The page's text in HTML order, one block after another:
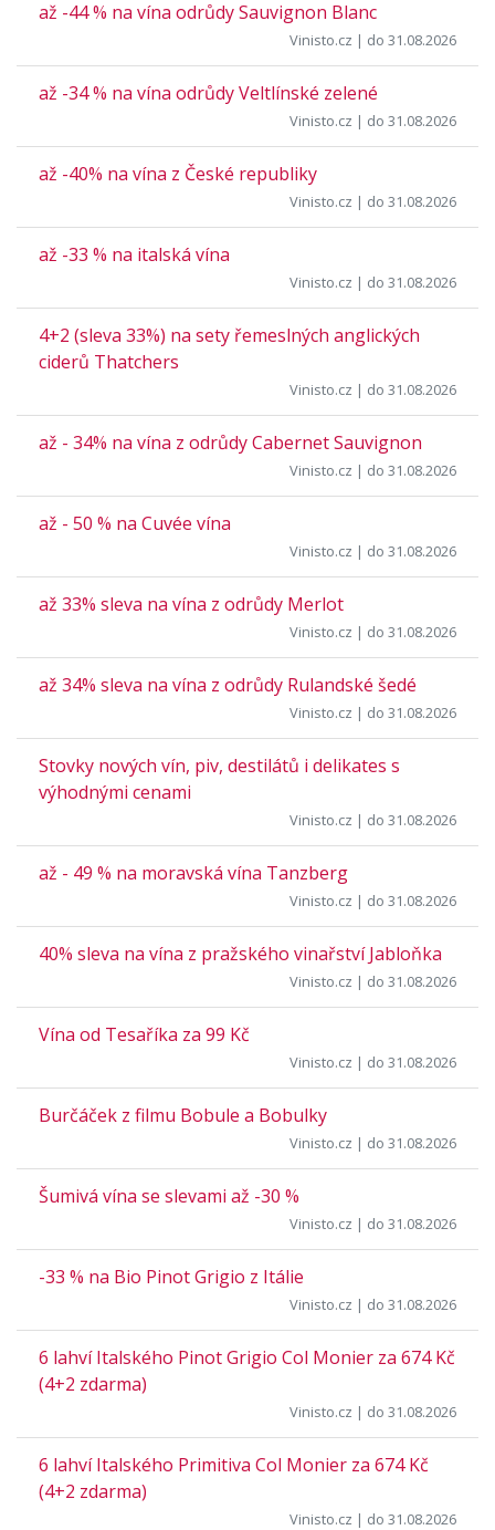
až -44 % na vína odrůdy Sauvignon Blanc
Vinisto.cz | do 31.08.2026
až -34 % na vína odrůdy Veltlínské zelené
Vinisto.cz | do 31.08.2026
až -40% na vína z České republiky
Vinisto.cz | do 31.08.2026
až -33 % na italská vína
Vinisto.cz | do 31.08.2026
4+2 (sleva 33%) na sety řemeslných anglických
ciderů Thatchers
Vinisto.cz | do 31.08.2026
až - 34% na vína z odrůdy Cabernet Sauvignon
Vinisto.cz | do 31.08.2026
až - 50 % na Cuvée vína
Vinisto.cz | do 31.08.2026
až 33% sleva na vína z odrůdy Merlot
Vinisto.cz | do 31.08.2026
až 34% sleva na vína z odrůdy Rulandské šedé
Vinisto.cz | do 31.08.2026
Stovky nových vín, piv, destilátů i delikates s
výhodnými cenami
Vinisto.cz | do 31.08.2026
až - 49 % na moravská vína Tanzberg
Vinisto.cz | do 31.08.2026
40% sleva na vína z pražského vinařství Jabloňka
Vinisto.cz | do 31.08.2026
Vína od Tesaříka za 99 Kč
Vinisto.cz | do 31.08.2026
Burčáček z filmu Bobule a Bobulky
Vinisto.cz | do 31.08.2026
Šumivá vína se slevami až -30 %
Vinisto.cz | do 31.08.2026
-33 % na Bio Pinot Grigio z Itálie
Vinisto.cz | do 31.08.2026
6 lahví Italského Pinot Grigio Col Monier za 674 Kč
(4+2 zdarma)
Vinisto.cz | do 31.08.2026
6 lahví Italského Primitiva Col Monier za 674 Kč
(4+2 zdarma)
Vinisto.cz | do 31.08.2026